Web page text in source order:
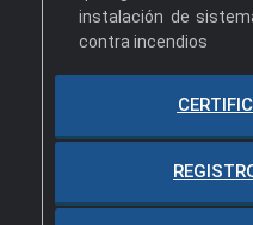
instalación de
contra incendios